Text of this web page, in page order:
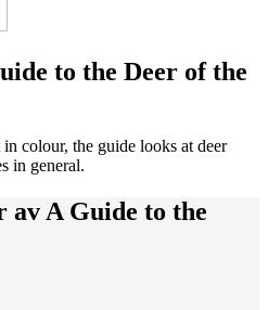
to the Deer of the
colour, the guide looks at deer
in general.
avA Guide to the